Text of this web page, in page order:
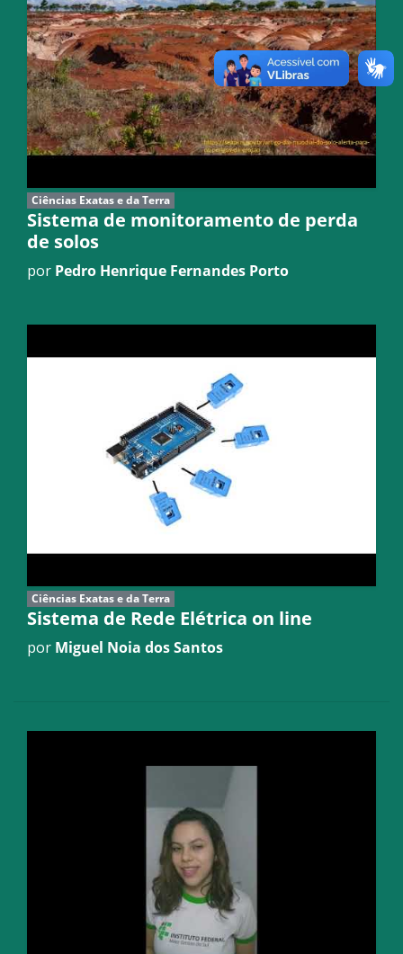
Ciências Exatas e da Terra
Sistema de monitoramento de perda
de solos
por Pedro Henrique Fernandes Porto
Ciências Exatas e da Terra
Sistema de Rede Elétrica on line
por Miguel Noia dos Santos